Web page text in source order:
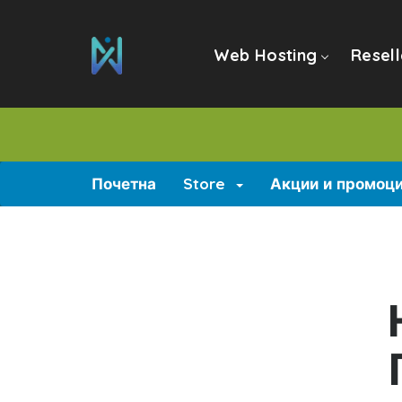
Web Hosting
Почетна Store Акции и